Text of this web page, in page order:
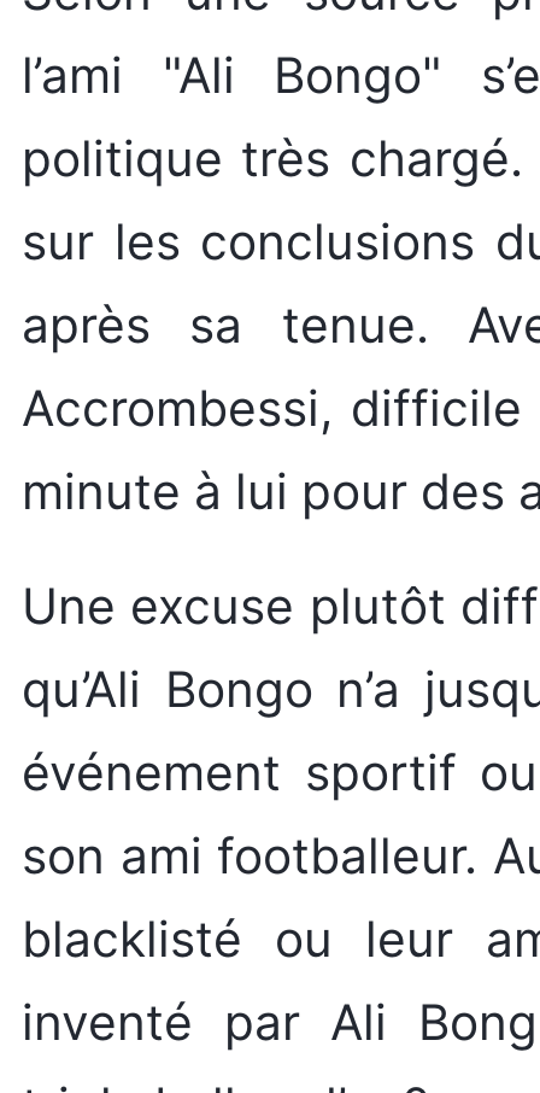
l’ami "Ali Bongo"
politique très chargé.
sur les conclusions
après sa tenue.
Accrombessi, difficile
minute à lui pour des
Une excuse plutôt
qu’Ali Bongo n’a
événement sportif
son ami footballeur.
blacklisté ou leur
inventé par Ali